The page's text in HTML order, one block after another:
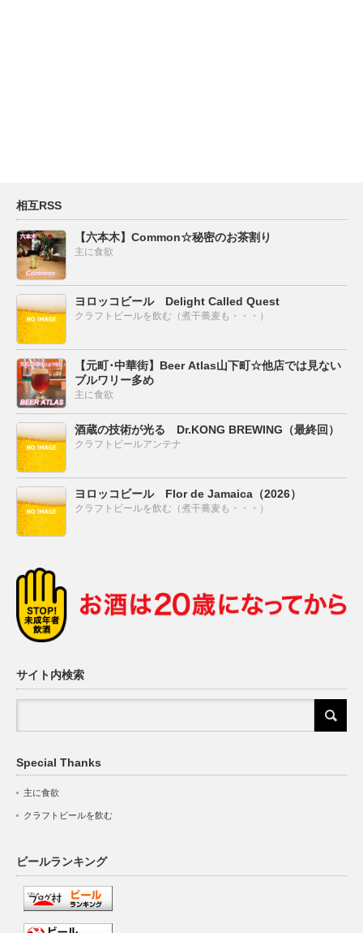
相互RSS
【六本木】Common☆秘密のお茶割り
主に食欲
ヨロッコビール Delight Called Quest
クラフトビールを飲む（煮干蕎麦も・・・）
【元町･中華街】Beer Atlas山下町☆他店では見ない
ブルワリー多め
主に食欲
酒蔵の技術が光る Dr.KONG BREWING（最終回）
クラフトビールアンテナ
ヨロッコビール Flor de Jamaica（2026）
クラフトビールを飲む（煮干蕎麦も・・・）
サイト内検索
Special Thanks
主に食欲
クラフトビールを飲む
ビールランキング